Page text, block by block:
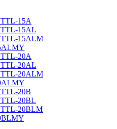
15A
TTL-15AL
TTL-15ALM
20A
TTL-20AL
TTL-20ALM
20B
TTL-20BL
TTL-20BLM